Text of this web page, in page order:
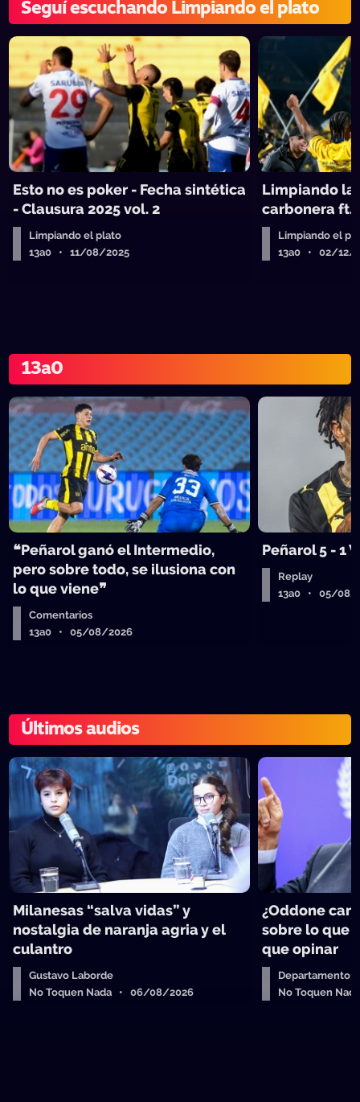
Seguí escuchando Limpiando el plato
Esto no es poker - Fecha sintética
- Clausura 2025 vol. 2
Limpiando el plato
13a0 • 11/08/2025
Limpiando la
carbonera ft.
Limpiando el
13a0 • 02/12/
13a0
❝Peñarol ganó el Intermedio,
pero sobre todo, se ilusiona con
lo que viene❞
Comentarios
13a0 • 05/08/2026
Peñarol 5 - 1
Replay
13a0 • 05/08/
Últimos audios
Milanesas “salva vidas” y
nostalgia de naranja agria y el
culantro
Gustavo Laborde
No Toquen Nada • 06/08/2026
¿Oddone
sobre lo que
que opinar
Departamento
No Toquen